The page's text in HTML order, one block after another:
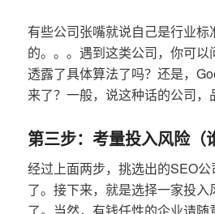
有些公司张嘴就说自己是行业标
的。。。遇到这类公司，你可
透露了具体算法了吗？还是，
来了？一般，说这种话的公司，
第三步：考量投入风险（
经过上面两步，挑选出的SEO
了。接下来，就是选择一家投